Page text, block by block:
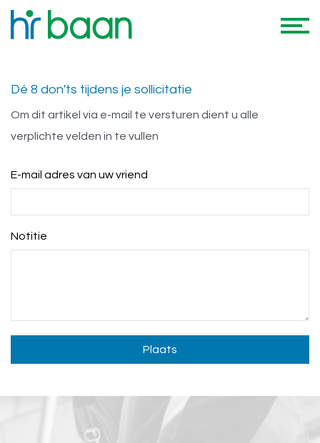
Mail a friend
Dé 8 don'ts tijdens je sollicitatie
Om dit artikel via e-mail te versturen dient u alle
verplichte velden in te vullen
E-mail adres van uw vriend
Notitie
Plaats